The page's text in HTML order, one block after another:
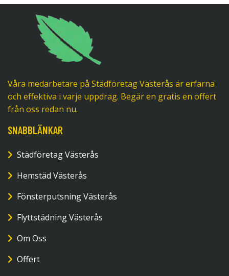
Våra medarbetare på Städföretag Västerås är erfarna
och effektiva i varje uppdrag. Begär en gratis en offert
från oss redan nu.
SNABBLÄNKAR
Städföretag Västerås
Hemstäd Västerås
Fönsterputsning Västerås
Flyttstädning Västerås
Om Oss
Offert